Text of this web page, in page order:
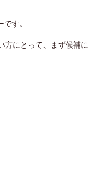
す。
方にとって、まず候補に